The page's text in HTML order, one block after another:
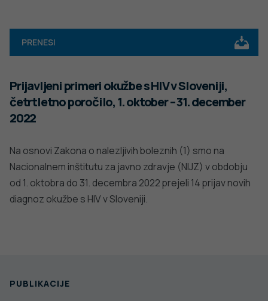
PRENESI
Prijavljeni primeri okužbe s HIV v Sloveniji,
četrtletno poročilo, 1. oktober – 31. december
2022
Na osnovi Zakona o nalezljivih boleznih (1) smo na
Nacionalnem inštitutu za javno zdravje (NIJZ) v obdobju
od 1. oktobra do 31. decembra 2022 prejeli 14 prijav novih
diagnoz okužbe s HIV v Sloveniji.
PUBLIKACIJE